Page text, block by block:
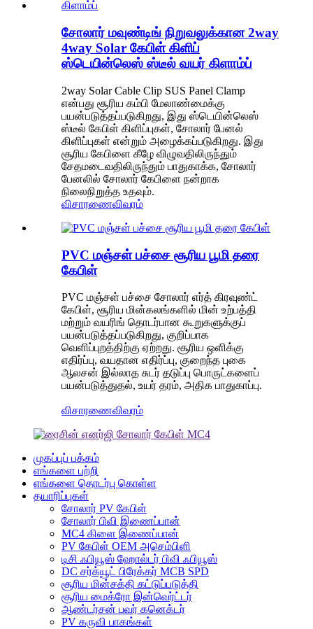
சோலார் மவுண்டிங் நிறுவலுக்கான 2way
4way Solar கேபிள் கிளிப்
ஸ்டெயின்லெஸ் ஸ்டீல் வயர் கிளாம்ப்
2way Solar Cable Clip SUS Panel Clamp
என்பது சூரிய கம்பி மேலாண்மைக்கு
பயன்படுத்தப்படுகிறது, இது ஸ்டெயின்லெஸ்
ஸ்டீல் கேபிள் கிளிப்புகள், சோலார் பேனல்
கிளிப்புகள் என்றும் அழைக்கப்படுகிறது. இது
சூரிய கேபிளை கீழே விழுவதிலிருந்தும்
சேதமடைவதிலிருந்தும் பாதுகாக்க, சோலார்
பேனலில் சோலார் கேபிளை நன்றாக
நிலைநிறுத்த உதவும்.
விசாரணைவிவரம்
PVC மஞ்சள் பச்சை சூரிய பூமி தரை
கேபிள்
PVC மஞ்சள் பச்சை சோலார் எர்த் கிரவுண்ட்
கேபிள், சூரிய மின்கலங்களில் மின் உற்பத்தி
மற்றும் வயரிங் தொடர்பான கூறுகளுக்குப்
பயன்படுத்தப்படுகிறது, குறிப்பாக
வெளிப்புறத்திற்கு ஏற்றது. சூரிய ஒளிக்கு
எதிர்ப்பு, வயதான எதிர்ப்பு, குறைந்த புகை
ஆலசன் இல்லாத சுடர் தடுப்பு பொருட்களைப்
பயன்படுத்துதல், உயர் தரம், அதிக பாதுகாப்பு.
விசாரணைவிவரம்
முகப்புப் பக்கம்
எங்களை பற்றி
எங்களை தொடர்பு கொள்ள
தயாரிப்புகள்
சோலார் PV கேபிள்
சோலார் பிவி இணைப்பான்
MC4 கிளை இணைப்பான்
PV கேபிள் OEM அசெம்பிளி
டிசி ஃபியூஸ் ஹோல்டர் பிவி ஃபியூஸ்
DC சர்க்யூட் பிரேக்கர் MCB SPD
சூரிய மின்சக்தி கட்டுப்படுத்தி
சூரிய மைக்ரோ இன்வெர்ட்டர்
ஆண்டர்சன் பவர் கனெக்டர்
PV கருவி பாகங்கள்